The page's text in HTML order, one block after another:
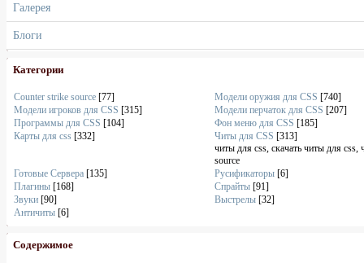
Галерея
Блоги
Категории
Counter strike source [77] Модели оружия для CSS [740]
Модели игроков для CSS [315] Модели перчаток для CSS [207]
Программы для CSS [104] Фон меню для CSS [185]
Карты для css [332] Читы для CSS [313]
читы для css, скачать читы для css,
source
Готовые Сервера [135] Русификаторы [6]
Плагины [168] Спрайты [91]
Звуки [90] Выстрелы [32]
Античиты [6]
Содержимое